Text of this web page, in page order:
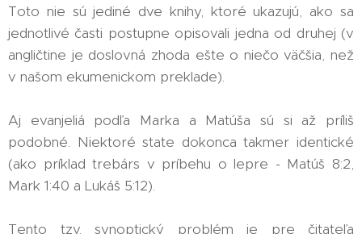
Toto nie sú jediné dve knihy, ktoré ukazujú, ako sa
jednotlivé časti postupne opisovali jedna od druhej (v
angličtine je doslovná zhoda ešte o niečo väčšia, než
v našom ekumenickom preklade).
Aj evanjeliá podľa Marka a Matúša sú si až príliš
podobné. Niektoré state dokonca takmer identické
(ako príklad trebárs v príbehu o lepre - Matúš 8:2,
Mark 1:40 a Lukáš 5:12).
Tento tzv. synoptický problém je pre čitateľa